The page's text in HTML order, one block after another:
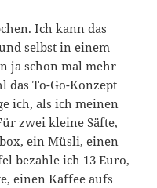
Ich kann das
selbst in einem
ja schon mal mehr
das To-Go-Konzept
ich, als ich meinen
zwei kleine Säfte,
ein Müsli, einen
bezahle ich 13 Euro,
einen Kaffee aufs